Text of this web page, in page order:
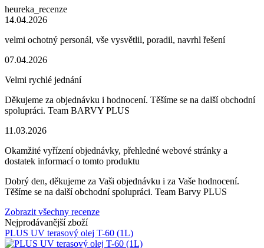
heureka_recenze
14.04.2026
velmi ochotný personál, vše vysvětlil, poradil, navrhl řešení
07.04.2026
Velmi rychlé jednání
Děkujeme za objednávku i hodnocení. Těšíme se na další obchodní
spolupráci. Team BARVY PLUS
11.03.2026
Okamžité vyřízení objednávky, přehledné webové stránky a
dostatek informací o tomto produktu
Dobrý den, děkujeme za Vaši objednávku i za Vaše hodnocení.
Těšíme se na další obchodní spolupráci. Team Barvy PLUS
Zobrazit všechny recenze
Nejprodávanější zboží
PLUS UV terasový olej T-60 (1L)